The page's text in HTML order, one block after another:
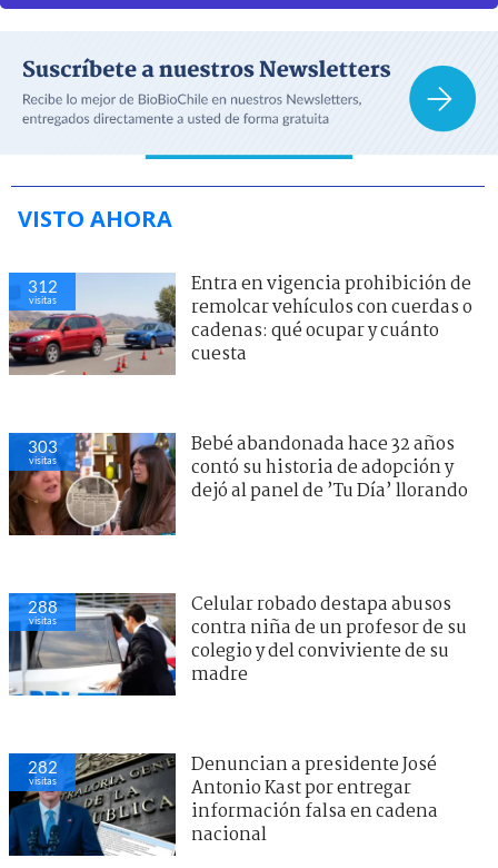
VISTO AHORA
303
visitas
Bebé abandonada hace 32 años
contó su historia de adopción y
dejó al panel de ’Tu Día’ llorando
312
visitas
Entra en vigencia prohibición de
remolcar vehículos con cuerdas o
cadenas: qué ocupar y cuánto
288
visitas
Celular robado destapa abusos
contra niña de un profesor de su
colegio y del conviviente de su
madre
282
visitas
Denuncian a presidente José
Antonio Kast por entregar
información falsa en cadena
nacional